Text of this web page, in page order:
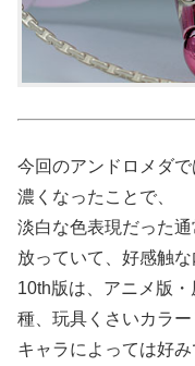
今回のアンドロメダ
濃くなったことで、
淡白な色表現だった
放っていて、好感触な
10th版は、アニメ版
種、玩具くさいカラ
キャラによっては好